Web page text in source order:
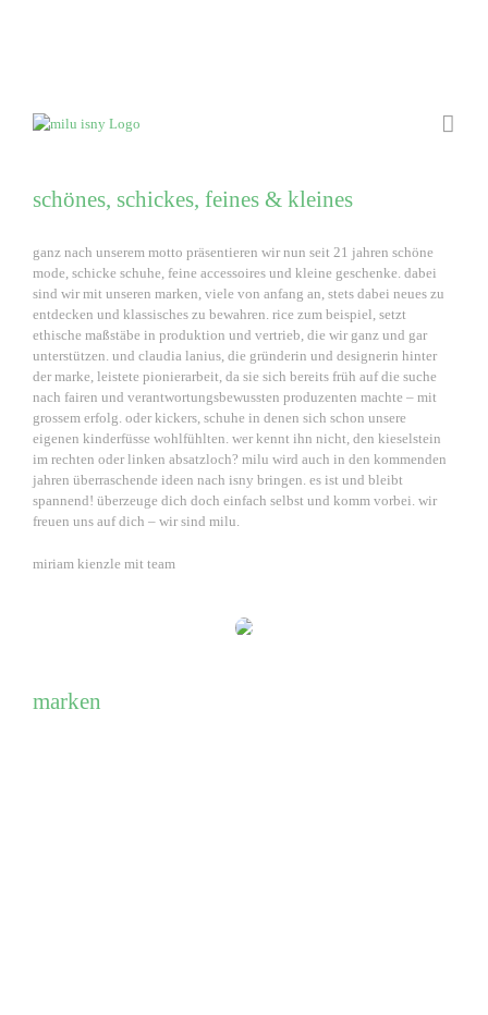
schönes, schickes, feines & kleines
ganz nach unserem motto präsentieren wir nun seit 21 jahren schöne
mode, schicke schuhe, feine accessoires und kleine geschenke. dabei
sind wir mit unseren marken, viele von anfang an, stets dabei neues zu
entdecken und klassisches zu bewahren. rice zum beispiel, setzt
ethische maßstäbe in produktion und vertrieb, die wir ganz und gar
unterstützen. und claudia lanius, die gründerin und designerin hinter
der marke, leistete pionierarbeit, da sie sich bereits früh auf die suche
nach fairen und verantwortungsbewussten produzenten machte – mit
grossem erfolg. oder kickers, schuhe in denen sich schon unsere
eigenen kinderfüsse wohlfühlten. wer kennt ihn nicht, den kieselstein
im rechten oder linken absatzloch? milu wird auch in den kommenden
jahren überraschende ideen nach isny bringen. es ist und bleibt
spannend! überzeuge dich doch einfach selbst und komm vorbei. wir
freuen uns auf dich – wir sind milu.
miriam kienzle mit team
marken